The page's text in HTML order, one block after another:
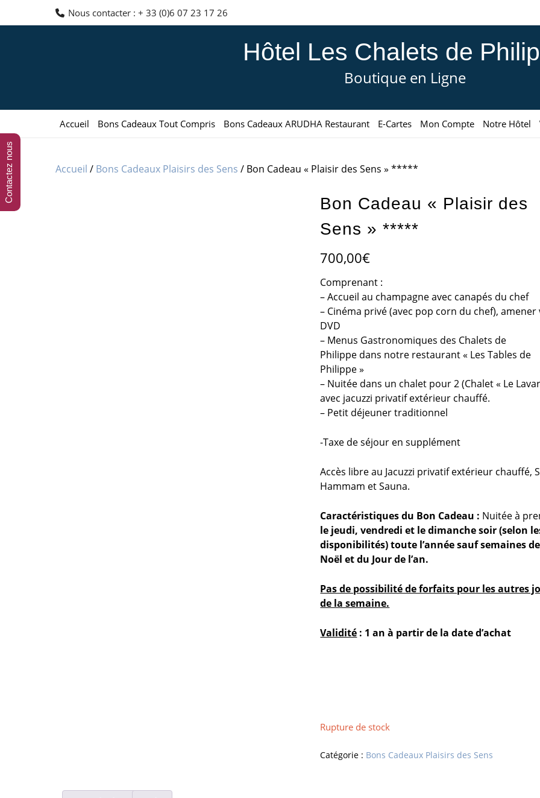
Nous contacter : + 33 (0)6 07 23 17 26
Hôtel Les Chalets de
Boutique en Ligne
Accueil Bons Cadeaux Tout Compris Bons Cadeaux ARUDHA Restaurant E-Cartes Mon Compte Notre Hôtel
Accueil / Bons Cadeaux Plaisirs des Sens / Bon Cadeau « Plaisir des Sens » *****
Bon Cadeau « Plaisir des
Sens » *****
700,00€
Comprenant :
– Accueil au champagne avec canapés du chef
– Cinéma privé (avec pop corn du chef),
DVD
– Menus Gastronomiques des Chalets de
Philippe dans notre restaurant « Les Tables de
Philippe »
– Nuitée dans un chalet pour 2 (Chalet « Le
avec jacuzzi privatif extérieur chauffé.
– Petit déjeuner traditionnel
-Taxe de séjour en supplément
Accès libre au Jacuzzi privatif extérieur chauffé,
Hammam et Sauna.
Caractéristiques du Bon Cadeau : Nuitée à
le jeudi, vendredi et le dimanche soir (selon
disponibilités) toute l’année sauf semaines de
Noël et du Jour de l’an.
Pas de possibilité de forfaits pour les autres
de la semaine.
Validité : 1 an à partir de la date d’achat
Rupture de stock
Catégorie : Bons Cadeaux Plaisirs des Sens
Contactez nous